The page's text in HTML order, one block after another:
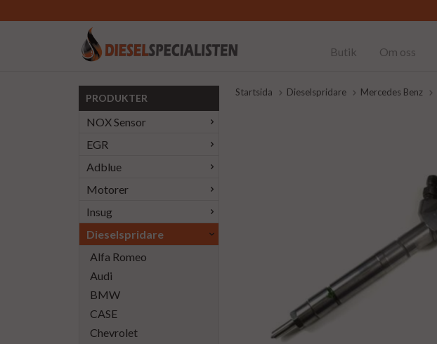
Butik Om oss
PRODUKTER
NOX Sensor
EGR
Adblue
Motorer
Insug
Dieselspridare
Alfa Romeo
Audi
BMW
CASE
Chevrolet
Startsida Dieselspridare Mercedes Benz